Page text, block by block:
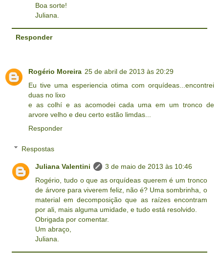
Boa sorte!
Juliana.
Responder
Rogério Moreira 25 de abril de 2013 às 20:29
Eu tive uma esperiencia otima com orquídeas...encontrei
duas no lixo
e as colhí e as acomodei cada uma em um tronco de
arvore velho e deu certo estão limdas...
Responder
Respostas
Juliana Valentini
3 de maio de 2013 às 10:46
Rogério, tudo o que as orquídeas querem é um tronco
de árvore para viverem feliz, não é? Uma sombrinha, o
material em decomposição que as raízes encontram
por ali, mais alguma umidade, e tudo está resolvido.
Obrigada por comentar.
Um abraço,
Juliana.